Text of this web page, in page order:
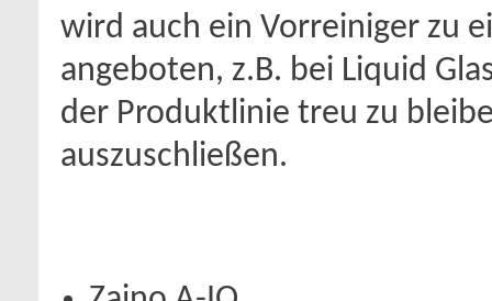
wird auch ein Vorreiniger zu
angeboten, z.B. bei Liquid
der Produktlinie treu zu
auszuschließen.